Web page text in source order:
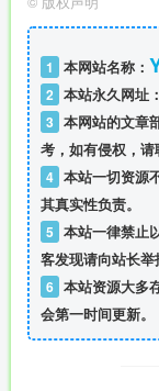
1 本网站名称：
2 本站永久网址：
3 本网站的文章
考，如有侵权，
4 本站一切资源
其真实性负责。
5 本站一律禁止
客发现请向站长举
6 本站资源大多
会第一时间更新。